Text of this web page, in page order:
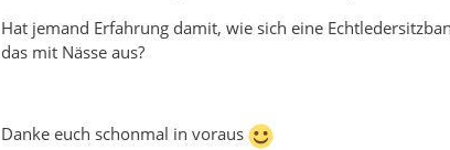
Hat jemand Erfahrung damit, wie sich eine
das mit Nässe aus?
Danke euch schonmal in voraus